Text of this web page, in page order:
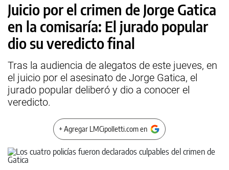
Juicio por el crimen de Jorge Gatica
en la comisaría: El jurado popular
dio su veredicto final
Tras la audiencia de alegatos de este jueves, en
el juicio por el asesinato de Jorge Gatica, el
jurado popular deliberó y dio a conocer el
veredicto.
+ Agregar LMCipolletti.com en